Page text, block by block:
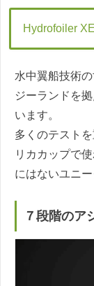
Hydrofoiler
水中翼船技術
ジーランドを
います。
多くのテスト
リカカップで
にはないユニ
７段階のア